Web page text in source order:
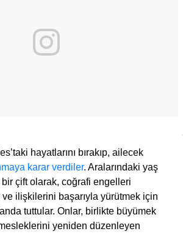
hayatlarını bırakıp, ailecek
karar verdiler. Aralarındaki yaş
bir çift olarak, coğrafi engelleri
ilişkilerini başarıyla yürütmek için
tuttular. Onlar, birlikte büyümek
yeniden düzenleyen